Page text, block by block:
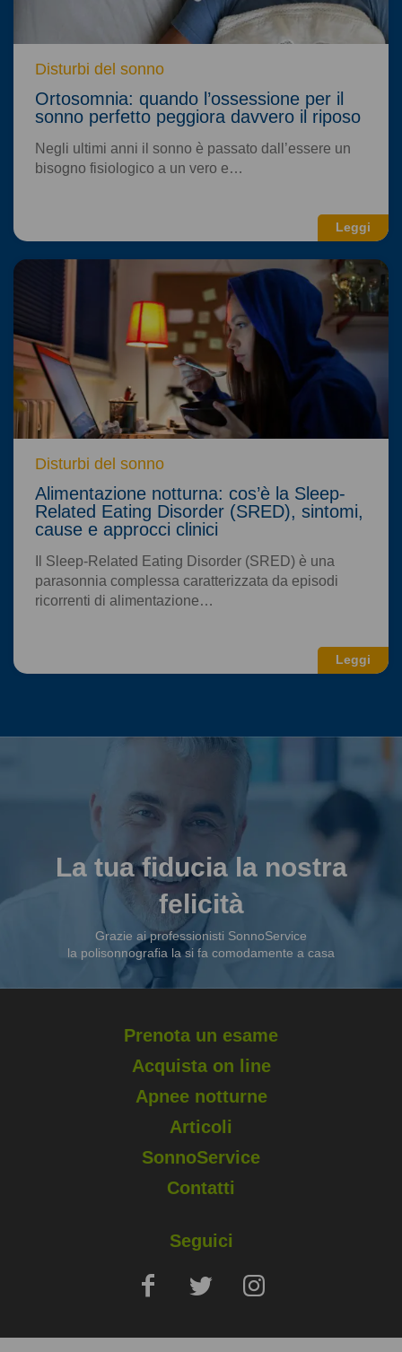
Leggi
Disturbi del sonno
Ortosomnia: quando l’ossessione per il
sonno perfetto peggiora davvero il riposo
Negli ultimi anni il sonno è passato dall’essere un
bisogno fisiologico a un vero e…
Leggi
Disturbi del sonno
Alimentazione notturna: cos’è la Sleep-
Related Eating Disorder (SRED), sintomi,
cause e approcci clinici
Il Sleep-Related Eating Disorder (SRED) è una
parasonnia complessa caratterizzata da episodi
ricorrenti di alimentazione…
La tua fiducia la nostra
felicità
Grazie ai professionisti SonnoService
la polisonnografia la si fa comodamente a casa
Prenota un esame
Acquista on line
Apnee notturne
Articoli
SonnoService
Contatti
Seguici